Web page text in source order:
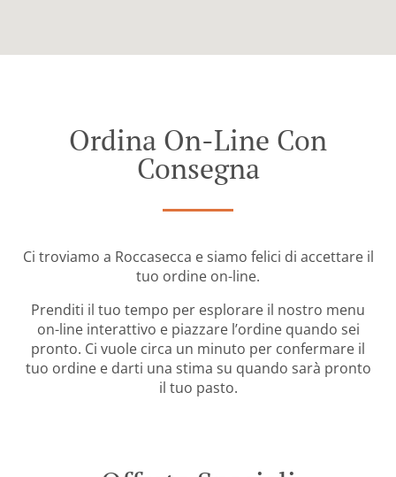
Ordina On-Line Con
Consegna
Ci troviamo a Roccasecca e siamo felici di accettare il
tuo ordine on-line.
Prenditi il tuo tempo per esplorare il nostro menu
on-line interattivo e piazzare l’ordine quando sei
pronto. Ci vuole circa un minuto per confermare il
tuo ordine e darti una stima su quando sarà pronto
il tuo pasto.